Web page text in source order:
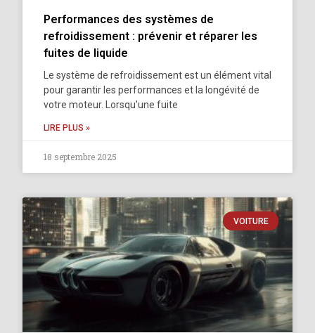
Performances des systèmes de
refroidissement : prévenir et réparer les
fuites de liquide
Le système de refroidissement est un élément vital
pour garantir les performances et la longévité de
votre moteur. Lorsqu'une fuite
LIRE PLUS »
18 septembre 2025
VOITURE